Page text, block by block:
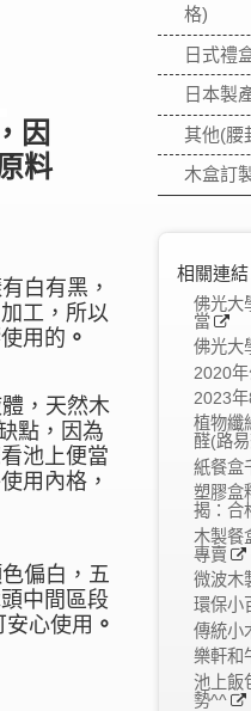
格)
日式禮
日本製
其他(腰
木盒訂
相關連結
佛光大
當
佛光大
2020
2023
植物纖
醛(路
紙餐盒
塑膠盒
揭：合
木製餐
專賣
微波木
環保小
傳統小
樂軒和
池上飯
勢^^
因
料
白有黑，
工，所以
用的 。
，天然木
點，因為
池上便當
用內格，
偏白，五
中間區段
心使用 。